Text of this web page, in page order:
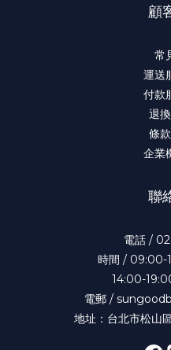
顧
常
運送
付款
退
條
企業
聯
電話 /
時間 / 09:00-
14:00-
電郵 /
地址：台北市松山